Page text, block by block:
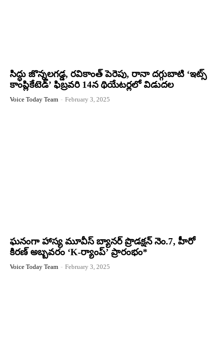
సిద్ధు జొన్నలగడ్డ, రవికాంత్ పెరెపు, రానా దగ్గుబాటి ‘ఇట్స్
కాంప్లికేటెడ్’ ఫిబ్రవరి 14న థియేటర్లలో విడుదల
Voice Today Team - February 3, 2025
ఘనంగా హాస్య మూవీస్ బ్యానర్‌ ప్రొడక్షన్ నెం.7, హీరో
కిరణ్ అబ్బవరం ‘K-ర్యాంప్’ ప్రారంభం*
Voice Today Team - February 3, 2025